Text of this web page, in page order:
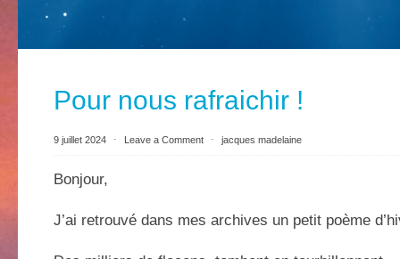
Pour nous rafraichir !
9 juillet 2024 ⋅ Leave a Comment ⋅ jacques madelaine
Bonjour,
J’ai retrouvé dans mes archives un petit poème